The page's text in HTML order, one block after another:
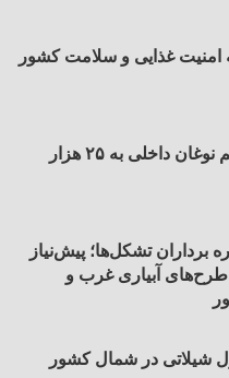
امنیت غذایی و سلامت کشور
امسال تولید تخم نوغان داخلی به ۲۵ هزار
برداران تشکل‌ها؛ پیش‌نیاز
آبیاری غرب و
شیلاتی در شمال کشور